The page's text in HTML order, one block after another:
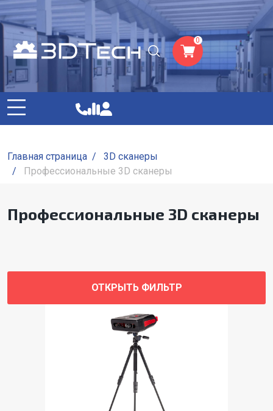
0
Главная страница /
3D сканеры
/
Профессиональные 3D сканеры
Профессиональные 3D сканеры
ОТКРЫТЬ ФИЛЬТР